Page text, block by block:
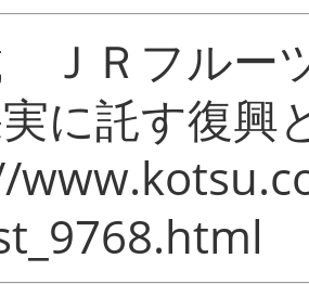
ＪＲフルー
に託す復興